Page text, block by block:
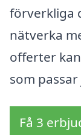
förverkliga
nätverka
offerter
som
Få 3